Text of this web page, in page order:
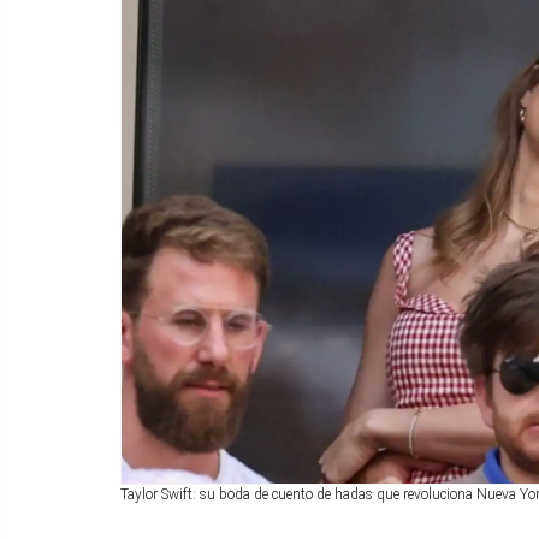
Taylor Swift: su boda de cuento de hadas que revoluciona Nueva